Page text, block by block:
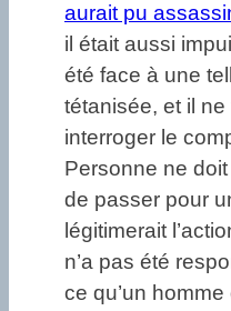
aurait pu
il était aussi
été face à une
tétanisée, et il
interroger le
Personne ne
de passer pour
légitimerait
n’a pas été
ce qu’un